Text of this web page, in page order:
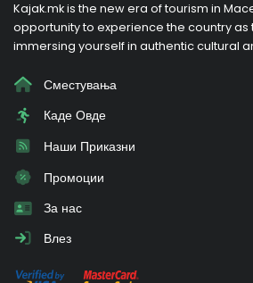
Kajak.mk is the new era of tourism in
opportunity to experience the country as
immersing yourself in authentic cultural
Сместувања
Каде Овде
Наши Приказни
Промоции
За нас
Влез